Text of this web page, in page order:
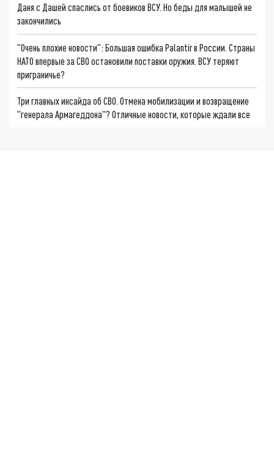
Даня с Дашей спаслись от боевиков ВСУ. Но беды для малышей не
закончились
"Очень плохие новости": Большая ошибка Palantir в России. Страны
НАТО впервые за СВО остановили поставки оружия. ВСУ теряют
приграничье?
Три главных инсайда об СВО. Отмена мобилизации и возвращение
"генерала Армагеддона"? Отличные новости, которые ждали все